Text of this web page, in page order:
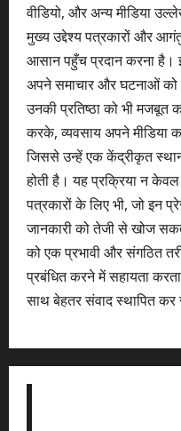
वीडियो, और अन्य मीडिया
मुख्य उद्देश्य पत्रकारों और
आसान पहुँच प्रदान करना है।
अपने समाचार और घटनाओं को
उनकी प्रतिष्ठा को भी मजबूत
करके, व्यवसाय अपने
जिससे उन्हें एक केंद्रीकृत स्थान
होती है। यह प्रक्रिया न
पत्रकारों के लिए भी, जो इन
जानकारी को तेजी से खोज
को एक प्रभावी और संगठित
प्रबंधित करने में सहायता
साथ बेहतर संवाद स्थापित